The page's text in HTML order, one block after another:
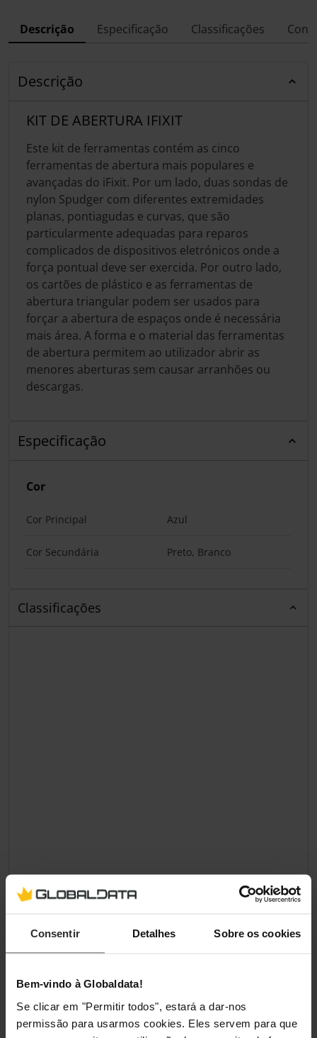
Consentir Detalhes Sobre os cookies
Bem-vindo à Globaldata!
Se clicar em "Permitir todos", estará a dar-nos
permissão para usarmos cookies. Eles servem para que
Descrição Especificação Classificações
Descrição
KIT DE ABERTURA IFIXIT
Este kit de ferramentas contém as cinco
ferramentas de abertura mais populares e
avançadas do iFixit. Por um lado, duas sondas de
nylon Spudger com diferentes extremidades
planas, pontiagudas e curvas, que são
particularmente adequadas para reparos
complicados de dispositivos eletrónicos onde a
força pontual deve ser exercida. Por outro lado,
os cartões de plástico e as ferramentas de
abertura triangular podem ser usados para
forçar a abertura de espaços onde é necessária
mais área. A forma e o material das ferramentas
de abertura permitem ao utilizador abrir as
menores aberturas sem causar arranhões ou
descargas.
Especificação
Cor
Cor Principal Azul
Cor Secundária Preto, Branco
Classificações